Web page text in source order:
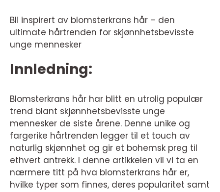
Bli inspirert av blomsterkrans hår – den
ultimate hårtrenden for skjønnhetsbevisste
unge mennesker
Innledning:
Blomsterkrans hår har blitt en utrolig populær
trend blant skjønnhetsbevisste unge
mennesker de siste årene. Denne unike og
fargerike hårtrenden legger til et touch av
naturlig skjønnhet og gir et bohemsk preg til
ethvert antrekk. I denne artikkelen vil vi ta en
nærmere titt på hva blomsterkrans hår er,
hvilke typer som finnes, deres popularitet samt